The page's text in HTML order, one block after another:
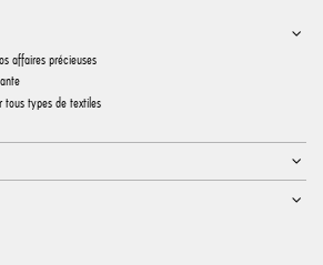
affaires précieuses
tous types de textiles